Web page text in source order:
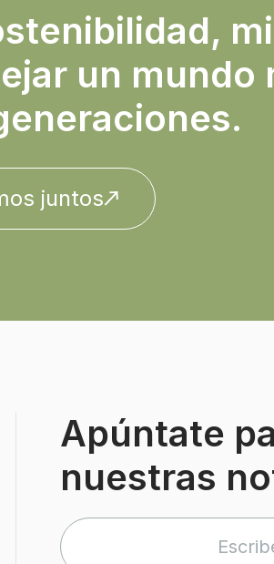
un mundo
juntos
Apúntate
nuestras